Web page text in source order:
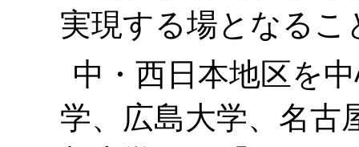
実現する場となる
中・西日本地区を
学、広島大学、名古